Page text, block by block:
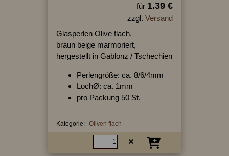
für 1.39 €
zzgl. Versand
Glasperlen Olive flach,
braun beige marmoriert,
hergestellt in Gablonz / Tschechien
Perlengröße: ca. 8/6/4mm
LochØ: ca. 1mm
pro Packung 50 St.
Kategorie: Oliven flach